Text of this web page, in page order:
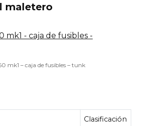
maletero
mk1 – caja de fusibles – tunk
Clasificación